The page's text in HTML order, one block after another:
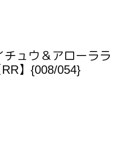
チュウ＆アローララ
】{008/054}